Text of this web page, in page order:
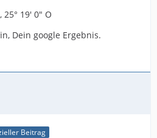
19′ 0″ O
Dein google Ergebnis.
Beitrag